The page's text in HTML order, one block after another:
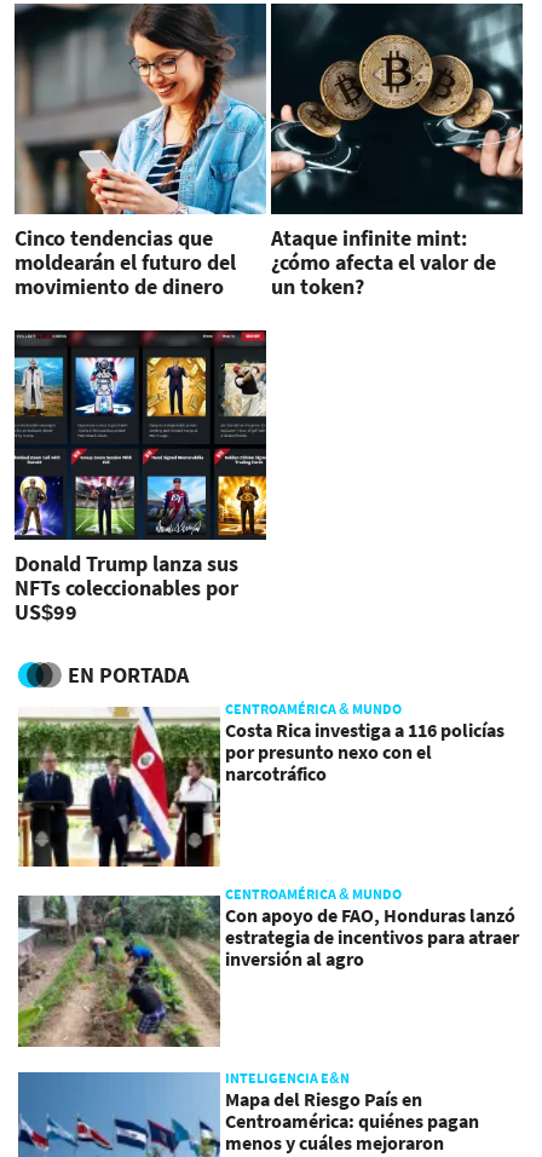
Cinco tendencias que
moldearán el futuro del
movimiento de dinero
Ataque infinite mint:
¿cómo afecta el valor de
un token?
Donald Trump lanza sus
NFTs coleccionables por
US$99
EN PORTADA
CENTROAMÉRICA & MUNDO
Costa Rica investiga a 116 policías
por presunto nexo con el
narcotráfico
CENTROAMÉRICA & MUNDO
Con apoyo de FAO, Honduras lanzó
estrategia de incentivos para atraer
inversión al agro
INTELIGENCIA E&N
Mapa del Riesgo País en
Centroamérica: quiénes pagan
menos y cuáles mejoraron